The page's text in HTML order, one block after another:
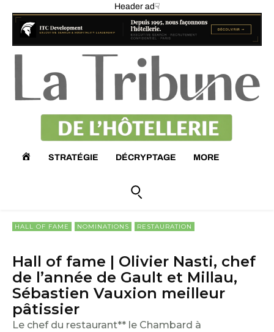
Header ad☟
E
STRATÉGIE DÉCRYPTAGE MORE
HALL OF FAME NOMINATIONS RESTAURATION
Hall of fame | Olivier Nasti, chef
de l’année de Gault et Millau,
Sébastien Vauxion meilleur
pâtissier
Le chef du restaurant** le Chambard à